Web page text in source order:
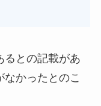
るとの記載があ
なかったとのこ